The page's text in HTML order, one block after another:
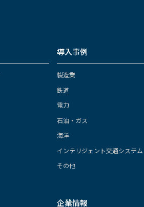
導入事例
製造業
鉄道
電力
石油・ガス
海洋
インテリジェント交通システム
その他
企業情報